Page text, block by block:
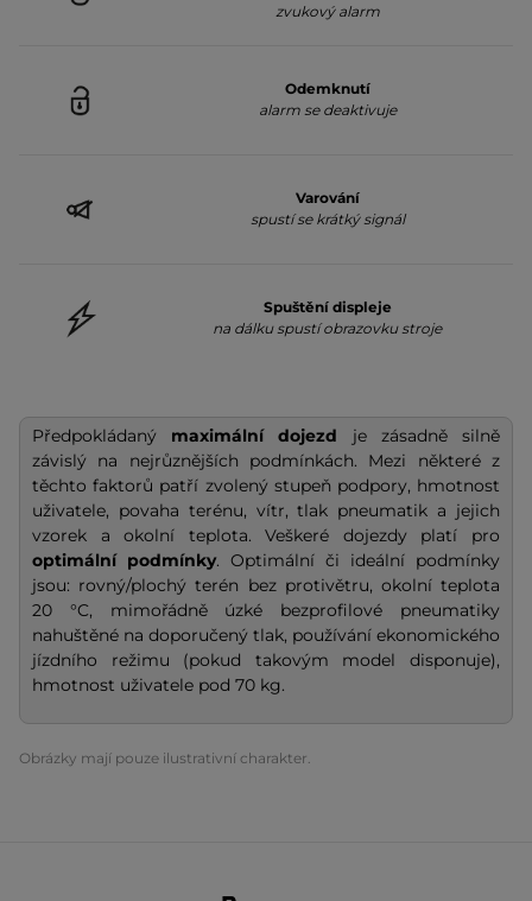
zvukový alarm
Odemknutí
alarm se deaktivuje
Varování
spustí se krátký signál
Spuštění displeje
na dálku spustí obrazovku stroje
Předpokládaný maximální dojezd je zásadně silně
závislý na nejrůznějších podmínkách. Mezi některé z
těchto faktorů patří zvolený stupeň podpory, hmotnost
uživatele, povaha terénu, vítr, tlak pneumatik a jejich
vzorek a okolní teplota. Veškeré dojezdy platí pro
optimální podmínky. Optimální či ideální podmínky
jsou: rovný/plochý terén bez protivětru, okolní teplota
20 °C, mimořádně úzké bezprofilové pneumatiky
nahuštěné na doporučený tlak, používání ekonomického
jízdního režimu (pokud takovým model disponuje),
hmotnost uživatele pod 70 kg.
Obrázky mají pouze ilustrativní charakter.